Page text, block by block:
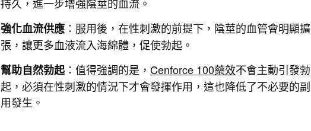
強化血流供應：服用後，在性刺激的前提下，陰莖的血管會明顯擴
張，讓更多血液流入海綿體，促使勃起。
幫助自然勃起：值得強調的是， Cenforce 100藥效不會主動引發勃
起，必須在性刺激的情況下才會發揮作用，這也降低了不必要的
用發生。